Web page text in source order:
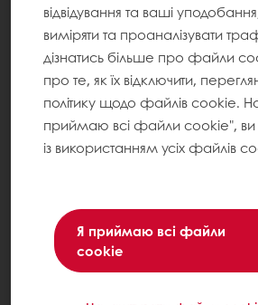
відвідування та ваші
виміряти та проаналізувати
дізнатись більше про файли
про те, як їх відключити,
політику щодо файлів cookie.
приймаю всі файли cookie", ви
із використанням усіх файлів
Я приймаю всі файли
cookie